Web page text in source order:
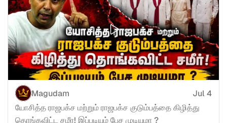
Magudam
Jul 4
யோசித்த ராஜபக்ச மற்றும் ராஜபக்ச குடும்பத்தை கிழித்து
தொங்கவிட்ட சமீர! இப்படியும் பேச முடியுமா ?